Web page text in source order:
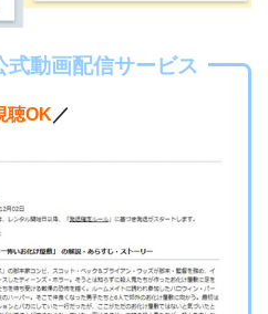
式動画配信サービス
聴OK ／